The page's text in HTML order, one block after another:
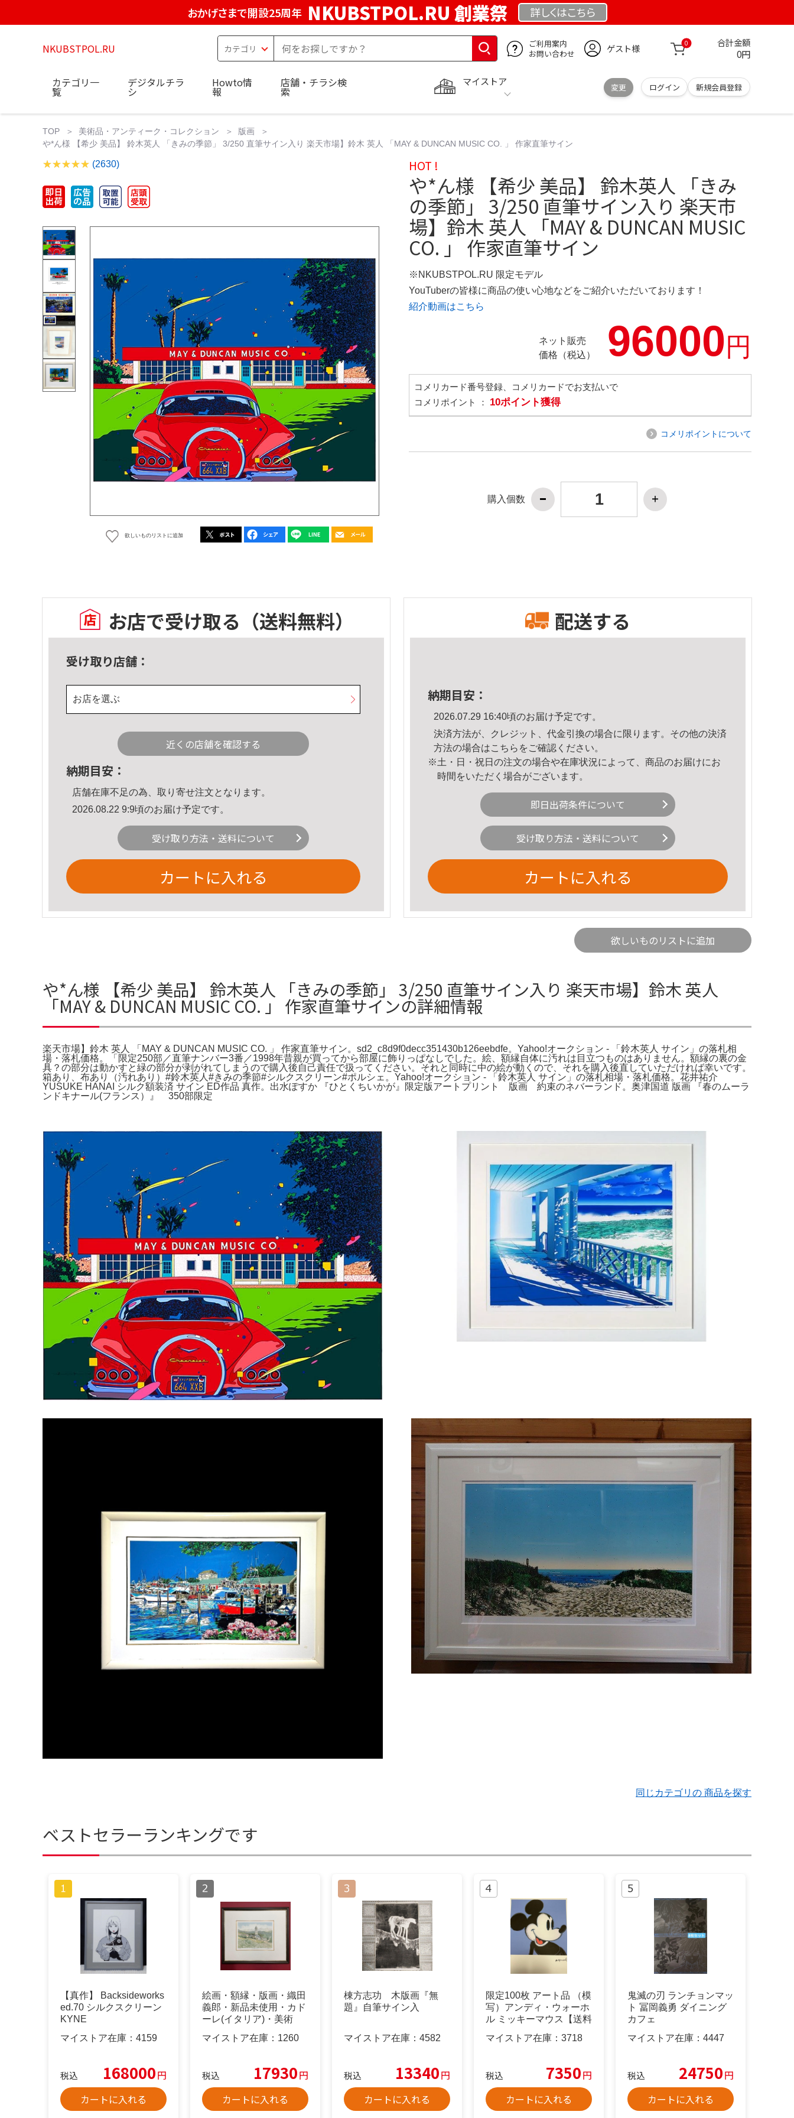
おかげさまで開設25周年 NKUBSTPOL.RU 創業祭 詳しくはこちら
NKUBSTPOL.RU
ご利用案内
お問い合わせ
ゲスト様 0 合計金額
0円
マイストア
変更 ログイン 新規会員登録
カテゴリ一
覧
デジタルチラ
シ
Howto情
報
店舗・チラシ検
索
TOP 美術品・アンティーク・コレクション
版画
や*ん様 【希少 美品】 鈴木英人 「きみの季節」 3/250 直筆サイン入り 楽天市場】鈴木 英人 「MAY & DUNCAN MUSIC CO. 」 作家直筆サイン
(2630)
欲しいものリストに追加
HOT !
や*ん様 【希少 美品】 鈴木英人 「きみ
の季節」 3/250 直筆サイン入り 楽天市
場】鈴木 英人 「MAY & DUNCAN MUSIC
CO. 」 作家直筆サイン
※NKUBSTPOL.RU 限定モデル
YouTuberの皆様に商品の使い心地などをご紹介いただいております！
紹介動画はこちら
ネット販売
価格（税込）
96000円
コメリカード番号登録、コメリカードでお支払いで
コメリポイント ： 10ポイント獲得
コメリポイントについて
購入個数
お店で受け取る （送料無料）
受け取り店舗：
お店を選ぶ
近くの店舗を確認する
納期目安：
店舗在庫不足の為、取り寄せ注文となります。
2026.08.22 9:9頃のお届け予定です。
受け取り方法・送料について
カートに入れる
配送する
納期目安：
2026.07.29 16:40頃のお届け予定です。
決済方法が、クレジット、代金引換の場合に限ります。その他の決済
方法の場合はこちら をご確認ください。
※土・日・祝日の注文の場合や在庫状況によって、商品のお届けにお
時間をいただく場合がございます。
即日出荷条件について
受け取り方法・送料について
カートに入れる
欲しいものリストに追加
や*ん様 【希少 美品】 鈴木英人 「きみの季節」 3/250 直筆サイン入り 楽天市場】鈴木 英人
「MAY & DUNCAN MUSIC CO. 」 作家直筆サインの詳細情報
楽天市場】鈴木 英人 「MAY & DUNCAN MUSIC CO. 」 作家直筆サイン。sd2_c8d9f0decc351430b126eebdfe。Yahoo!オークション - 「鈴木英人 サイン」の落札相
場・落札価格。「限定250部／直筆ナンバー3番／1998年昔親が買ってから部屋に飾りっぱなしでした。絵、額縁自体に汚れは目立つものはありません。額縁の裏の金
具？の部分は動かすと緑の部分が剥がれてしまうので購入後自己責任で扱ってください。それと同時に中の絵が動くので、それを購入後直していただければ幸いです。
箱あり、布あり（汚れあり）#鈴木英人#きみの季節#シルクスクリーン#ポルシェ。Yahoo!オークション - 「鈴木英人 サイン」の落札相場・落札価格。花井祐介
YUSUKE HANAI シルク額装済 サイン ED作品 真作。出水ぽすか 『ひとくちいかが』限定版アートプリント 版画 約束のネバーランド。奥津国道 版画 『春のムーラ
ンドキナール(フランス）』 350部限定
同じカテゴリの 商品を探す
ベストセラーランキングです
【真作】 Backsideworks
ed.70 シルクスクリーン
KYNE
マイストア在庫： 4159
税込 168000円
カートに入れる
絵画・額縁・版画・織田
義郎・新品未使用・カド
ーレ(イタリア)・美術
マイストア在庫： 1260
税込 17930円
カートに入れる
棟方志功 木版画『無
題』自筆サイン入
マイストア在庫： 4582
税込 13340円
カートに入れる
限定100枚 アート品 （模
写）アンディ・ウォーホ
ル ミッキーマウス【送料
マイストア在庫： 3718
税込 7350円
カートに入れる
鬼滅の刃 ランチョンマッ
ト 冨岡義勇 ダイニング
カフェ
マイストア在庫： 4447
税込 24750円
カートに入れる